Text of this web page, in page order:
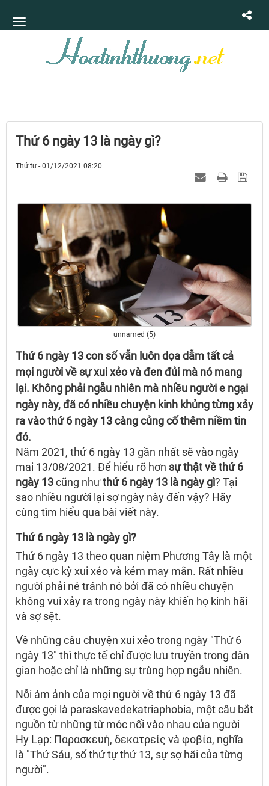
Thứ 6 ngày 13 là ngày gì?
Thứ tư - 01/12/2021 08:20
unnamed (5)
Thứ 6 ngày 13 con số vẫn luôn dọa dẫm tất cả
mọi người về sự xui xẻo và đen đủi mà nó mang
lại. Không phải ngẫu nhiên mà nhiều người e ngại
ngày này, đã có nhiều chuyện kinh khủng từng xảy
ra vào thứ 6 ngày 13 càng củng cố thêm niềm tin
đó.
Năm 2021, thứ 6 ngày 13 gần nhất sẽ vào ngày
mai 13/08/2021. Để hiểu rõ hơn sự thật về thứ 6
ngày 13cũng nhưthứ 6 ngày 13 là ngày gì? Tại
sao nhiều người lại sợ ngày này đến vậy? Hãy
cùng tìm hiểu qua bài viết này.
Thứ 6 ngày 13 là ngày gì?
Thứ 6 ngày 13 theo quan niệm Phương Tây là một
ngày cực kỳ xui xẻo và kém may mắn. Rất nhiều
người phải né tránh nó bởi đã có nhiều chuyện
không vui xảy ra trong ngày này khiến họ kinh hãi
và sợ sệt.
Về những câu chuyện xui xẻo trong ngày "Thứ 6
ngày 13" thì thực tế chỉ được lưu truyền trong dân
gian hoặc chỉ là những sự trùng hợp ngẫu nhiên.
Nỗi ám ảnh của mọi người về thứ 6 ngày 13 đã
được gọi là paraskavedekatriaphobia, một câu bắt
nguồn từ những từ móc nối vào nhau của người
Hy Lạp: Παρασκευή, δεκατρείς và φοβία, nghĩa
là "Thứ Sáu, số thứ tự thứ 13, sự sợ hãi của từng
người".